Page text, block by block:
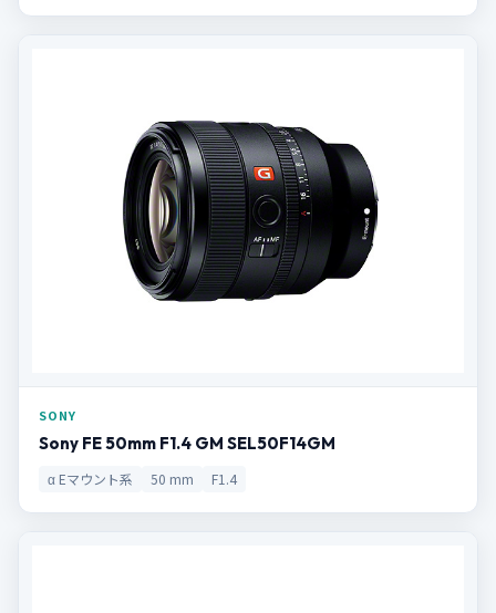
SONY
Sony FE 50mm F1.4 GM SEL50F14GM
α Eマウント系 50 mm F1.4